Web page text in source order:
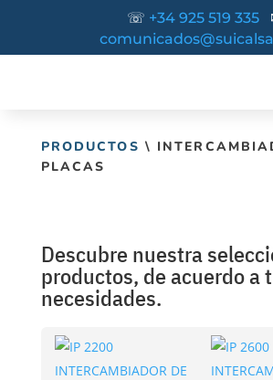
☏ +34 925 519 335
PRODUCTOS \
PLACAS
Descubre nuestra
productos, de acuerdo a
necesidades.